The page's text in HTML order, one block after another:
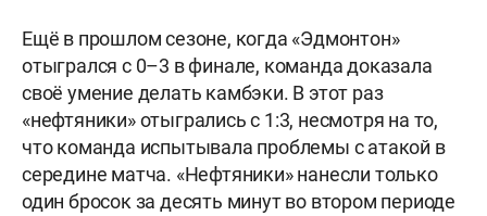
Ещё в прошлом сезоне, когда «Эдмонтон»
отыгрался с 0–3 в финале, команда доказала
своё умение делать камбэки. В этот раз
«нефтяники» отыгрались с 1:3, несмотря на то,
что команда испытывала проблемы с атакой в
середине матча. «Нефтяники» нанесли только
один бросок за десять минут во втором периоде